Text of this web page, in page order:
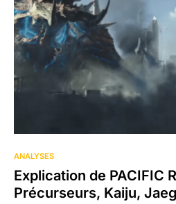
ANALYSES
Explication de PACIFIC
Précurseurs, Kaiju,